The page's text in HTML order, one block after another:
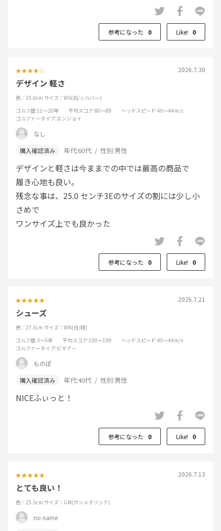
参考になった 0 Like! 0
2026.7.30
デザイン 軽さ
色：25.0cm サイズ：WS(白/シルバー)
ゴルフ歴:11～20年 平均スコア:80～89 ヘッドスピード:40～44m/s
ゴルファータイプ:エンジョイ
なし
年代:60代 性別:男性
デザインと軽さは今ままでの中では最高の商品で
履き心地も良い。
残念な事は、25.0 センチ3Eのサイズの割には少し小
さめで
ワンサイズ上でも良かった
参考になった 0 Like! 0
2026.7.21
シューズ
色：27.5cm サイズ：WN(白/紺)
ゴルフ歴:3～5年 平均スコア:100～109 ヘッドスピード:40～44m/s
ゴルファータイプ:ビギナー
ものぽ
年代:40代 性別:男性
NICEふぃっと！
参考になった 0 Like! 0
2026.7.13
とても良い！
色：25.5cm サイズ：GM(ガンメタリック)
no name